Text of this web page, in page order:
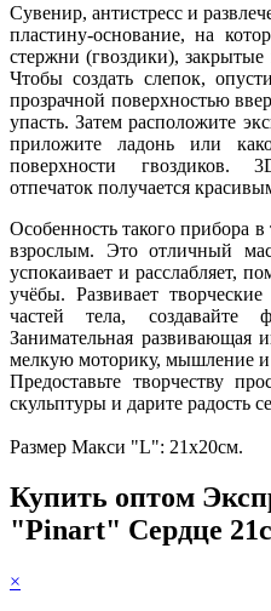
Сувенир, антистресс и
пластину-основание, на
стержни (гвоздики),
Чтобы создать слепок,
прозрачной поверхностью
упасть. Затем расположите
приложите ладонь или
поверхности гвоздиков.
отпечаток получается
Особенность такого прибора
взрослым. Это отличный
успокаивает и расслабляет,
учёбы. Развивает
частей тела, создавайте
Занимательная развивающая
мелкую моторику, мышление
Предоставьте творчеству
скульптуры и дарите радость
Размер Макси "L": 21х20см.
Купить оптом
"Pinart" Сердце
×